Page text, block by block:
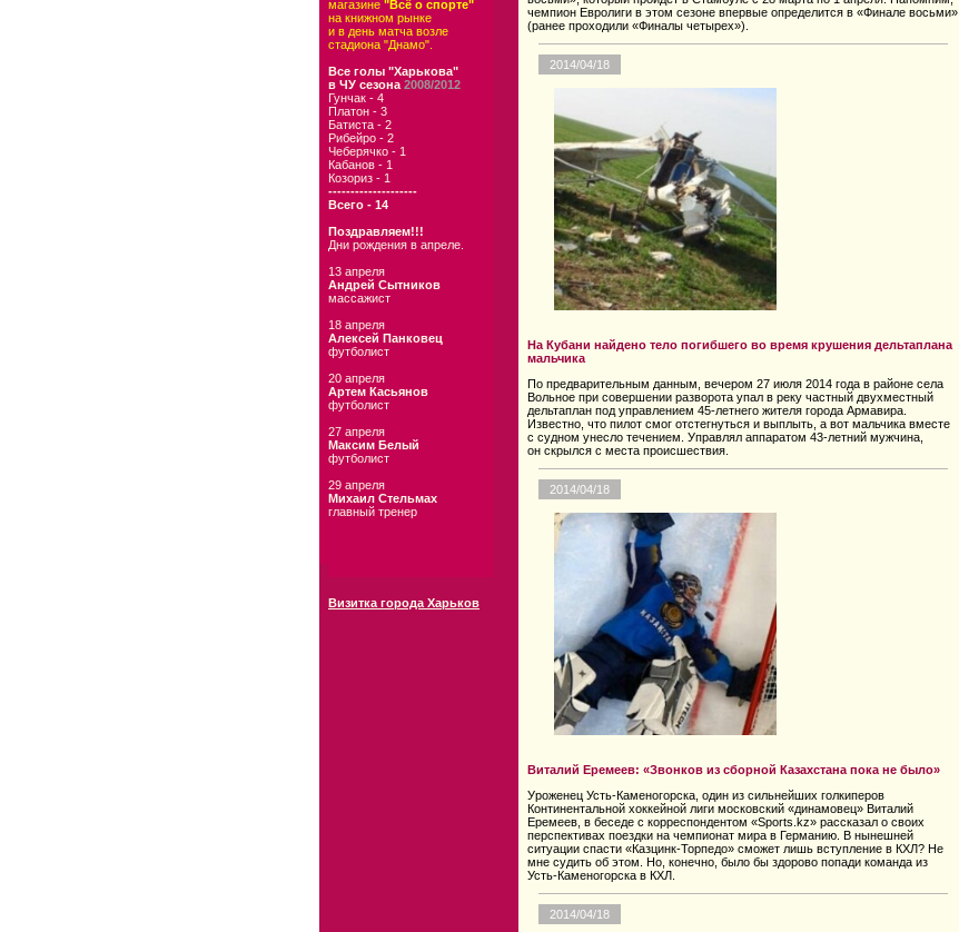
магазине "Всё о спорте"
на книжном рынке
и в день матча возле
стадиона "Днамо".
Все голы "Харькова"
в ЧУ сезона 2008/2012
Гунчак - 4
Платон - 3
Батиста - 2
Рибейро - 2
Чеберячко - 1
Кабанов - 1
Козориз - 1
--------------------
Всего - 14
Поздравляем!!!
Дни рождения в апреле.
13 апреля
Андрей Сытников
массажист
18 апреля
Алексей Панковец
футболист
20 апреля
Артем Касьянов
футболист
27 апреля
Максим Белый
футболист
29 апреля
Михаил Стельмах
главный тренер
Визитка города Харьков
чемпион Евролиги в этом сезоне впервые определится в «Финале восьми»
(ранее проходили «Финалы четырех»).
2014/04/18
На Кубани найдено тело погибшего во время крушения дельтаплана
мальчика
По предварительным данным, вечером 27 июля 2014 года в районе села
Вольное при совершении разворота упал в реку частный двухместный
дельтаплан под управлением 45-летнего жителя города Армавира.
Известно, что пилот смог отстегнуться и выплыть, а вот мальчика вместе
с судном унесло течением. Управлял аппаратом 43-летний мужчина,
он скрылся с места происшествия.
2014/04/18
Виталий Еремеев: «Звонков из сборной Казахстана пока не было»
Уроженец Усть-Каменогорска, один из сильнейших голкиперов
Континентальной хоккейной лиги московский «динамовец» Виталий
Еремеев, в беседе с корреспондентом «Sports.kz» рассказал о своих
перспективах поездки на чемпионат мира в Германию. В нынешней
ситуации спасти «Казцинк-Торпедо» сможет лишь вступление в КХЛ? Не
мне судить об этом. Но, конечно, было бы здорово попади команда из
Усть-Каменогорска в КХЛ.
2014/04/18